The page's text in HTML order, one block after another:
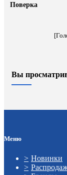
Поверка
Вы
Меню
Новинки